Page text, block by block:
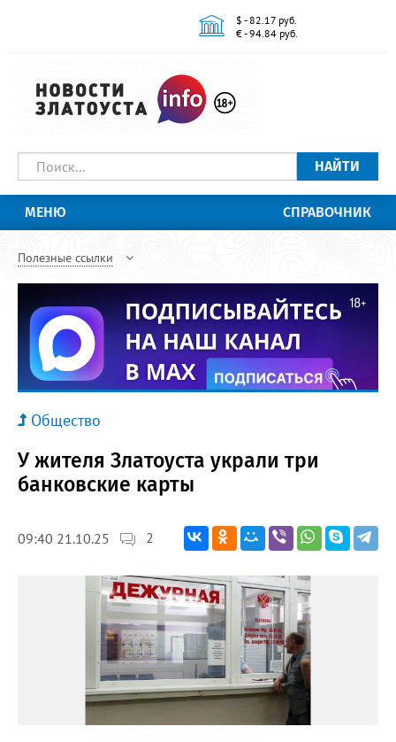
$ - 82.17 руб.
€ - 94.84 руб.
НАЙТИ
МЕНЮ СПРАВОЧНИК
Полезные ссылки
Общество
У жителя Златоуста украли три
банковские карты
09:40 21.10.25 2